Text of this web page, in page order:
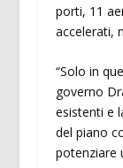
porti, 11
accelerati,
“Solo in
governo
esistenti e
del piano
potenziare